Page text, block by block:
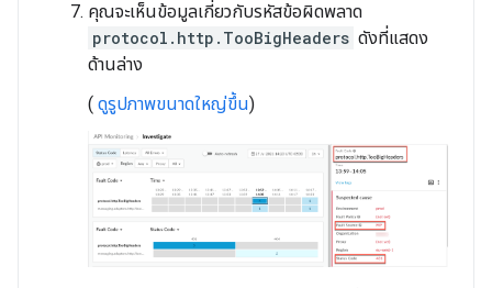
คุณจะเห็นข้อมูลเกี่ยวกับรหัสข้อผิดพลาด
protocol.http.TooBigHeaders ดังที่แสดง
ด้านล่าง
( ดูรูปภาพขนาดใหญ่ขึ้น)